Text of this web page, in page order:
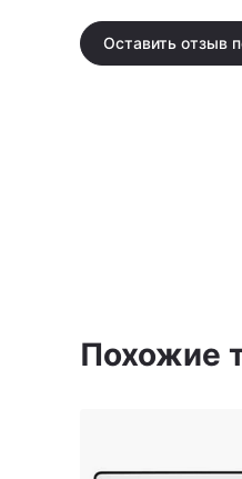
Оставить отзыв
Похожие